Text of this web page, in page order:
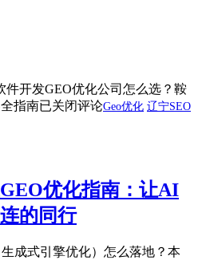
件开发GEO优化公司怎么选？鞍
指南已关闭评论Geo优化 辽宁SEO
优化指南：让AI
的同行
成式引擎优化）怎么落地？本